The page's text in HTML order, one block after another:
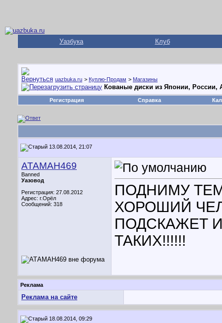
Уазбука Клуб
uazbuka.ru > Куплю-Продам > Магазины
Кованые диски из Японии, России,
Регистрация Справка
13.08.2014, 21:07
АТАМАН469
Banned
Уазовод
Регистрация: 27.08.2012
Адрес: г.Орёл
Сообщений: 318
ПОДНИМУ
ХОРОШИЙ
ПОДСКАЖЕТ
ТАКИХ!!!!!!
Реклама
Реклама на сайте
18.08.2014, 09:29